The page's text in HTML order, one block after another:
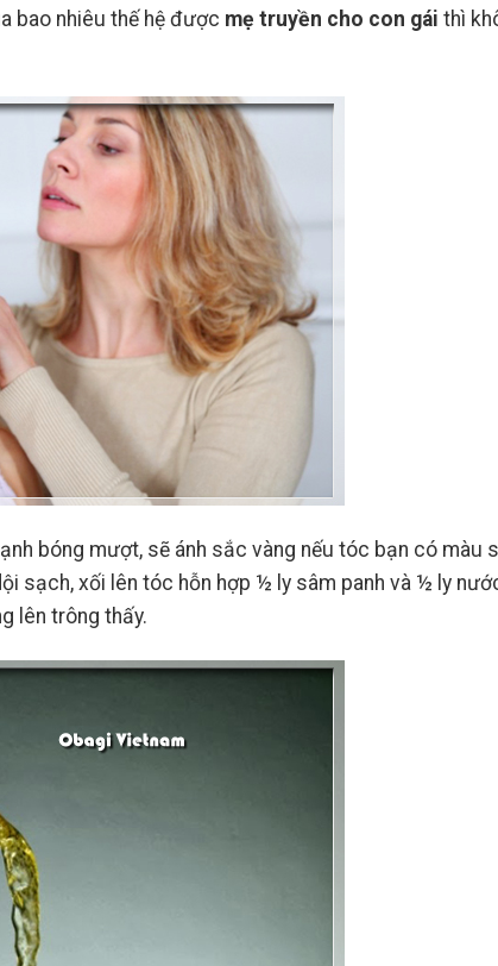
bao nhiêu thế hệ được mẹ truyền cho con gái thì
bóng mượt, sẽ ánh sắc vàng nếu tóc bạn có màu
sạch, xối lên tóc hỗn hợp ½ ly sâm panh và ½ ly
lên trông thấy.